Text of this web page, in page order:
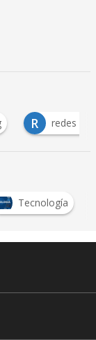
R redes sociales
Tecnología